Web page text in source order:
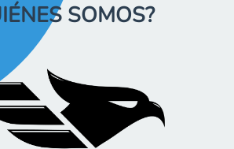
SOMOS?